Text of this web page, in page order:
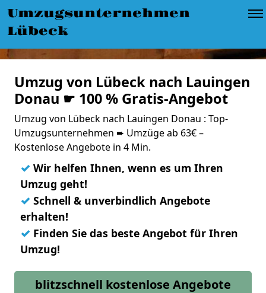
Umzugsunternehmen
Lübeck
Umzug von Lübeck nach Lauingen
Donau ☛ 100 % Gratis-Angebot
Umzug von Lübeck nach Lauingen Donau : Top-
Umzugsunternehmen ➨ Umzüge ab 63€ –
Kostenlose Angebote in 4 Min.
✓ Wir helfen Ihnen, wenn es um Ihren
Umzug geht!
✓ Schnell & unverbindlich Angebote
erhalten!
✓ Finden Sie das beste Angebot für Ihren
Umzug!
blitzschnell kostenlose Angebote